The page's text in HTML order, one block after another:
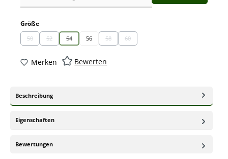
Größeauswählen
50
(Diese Option ist zurzeit nicht verfügbar.)
52
(Diese Option ist zurzeit nicht verfügbar.)
54
(Diese Option ist zurzeit nicht verfügbar.)
56 58
(Diese Option ist zurzeit nicht verfügbar.)
60
(Diese Option ist zurzeit nicht verfügbar.)
Merken Bewerten
Beschreibung
Eigenschaften
Bewertungen